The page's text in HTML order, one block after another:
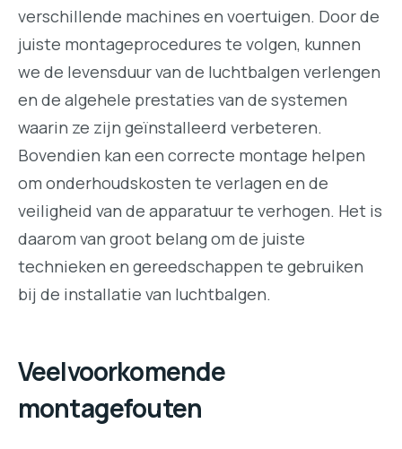
verschillende machines en voertuigen. Door de
juiste montageprocedures te volgen, kunnen
we de levensduur van de luchtbalgen verlengen
en de algehele prestaties van de systemen
waarin ze zijn geïnstalleerd verbeteren.
Bovendien kan een correcte montage helpen
om onderhoudskosten te verlagen en de
veiligheid van de apparatuur te verhogen. Het is
daarom van groot belang om de juiste
technieken en gereedschappen te gebruiken
bij de installatie van luchtbalgen.
Veelvoorkomende
montagefouten